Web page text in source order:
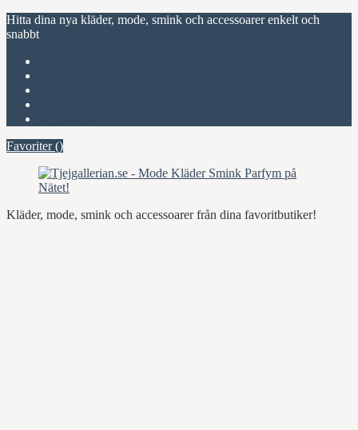
Hitta dina nya kläder, mode, smink och accessoarer enkelt och
snabbt
Favoriter ()
Kläder, mode, smink och accessoarer från dina favoritbutiker!